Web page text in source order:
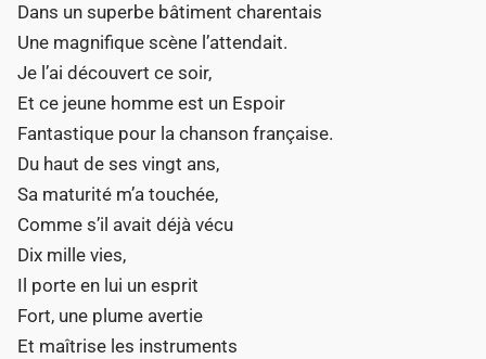
i
n
Dans un superbe bâtiment charentais
Une magnifique scène l’attendait.
Je l’ai découvert ce soir,
Et ce jeune homme est un Espoir
Fantastique pour la chanson française.
Du haut de ses vingt ans,
Sa maturité m’a touchée,
Comme s’il avait déjà vécu
Dix mille vies,
Il porte en lui un esprit
Fort, une plume avertie
Et maîtrise les instruments